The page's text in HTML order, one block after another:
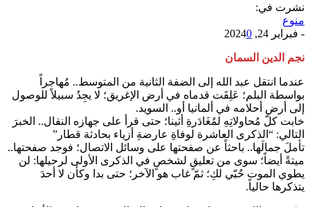
نشرت في:
منوع
- فبراير 24, 2024 0
نجم الدين السمان
عندما انتقل عبد الله إلى الضفة الثانية من المتوسط.. مُهاجراً
بواسطة البلم؛ عَلِقَت قدماه في أرض الإغريق؛ لا يجِدُ سبيلاً للوصول
إلى أرض أحلامه في ألمانيا أو.. السويد.
خابت كلّ مُحاولاتِهِ لمُغَادَرةِ أثينا؛ حتى قرأ على جهازه النقال.. الخبرَ
التالي: “الذكرى العاشرة لوفاةِ عارضةِ أزياء بحادثة قطار”
تأملَ جمالَها.. باحثاً عن صفحتها على وسائل الاتصال؛ فوجد صفحتها..
ميتةً أيضاً؛ سوى من تعليقٍ لشخصٍ في الذكرى الأولى لرحيلها: لن
يطوي الموت حُبّي لكِ؛ ثمّ غاب هو الآخر؛ حتى بدا وكأن لا أحدَ
يتذكرها حالياً.